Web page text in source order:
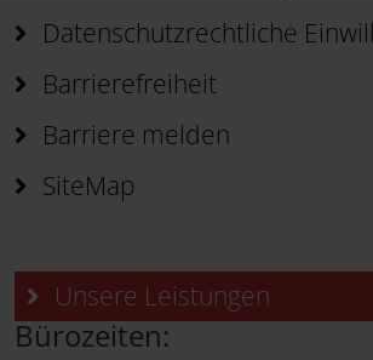
Datenschutzrechtliche
Barrierefreiheit
Barriere melden
SiteMap
Unsere Leistungen
Bürozeiten: